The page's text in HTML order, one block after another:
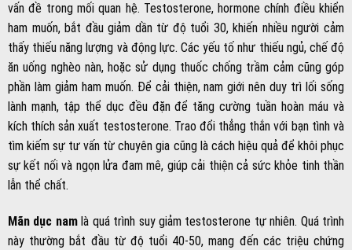
vấn đề trong mối quan hệ. Testosterone, hormone chính điều khiển
ham muốn, bắt đầu giảm dần từ độ tuổi 30, khiến nhiều người cảm
thấy thiếu năng lượng và động lực. Các yếu tố như thiếu ngủ, chế độ
ăn uống nghèo nàn, hoặc sử dụng thuốc chống trầm cảm cũng góp
phần làm giảm ham muốn. Để cải thiện, nam giới nên duy trì lối sống
lành mạnh, tập thể dục đều đặn để tăng cường tuần hoàn máu và
kích thích sản xuất testosterone. Trao đổi thẳng thắn với bạn tình và
tìm kiếm sự tư vấn từ chuyên gia cũng là cách hiệu quả để khôi phục
sự kết nối và ngọn lửa đam mê, giúp cải thiện cả sức khỏe tinh thần
lẫn thể chất.
Mãn dục namlà quá trình suy giảm testosterone tự nhiên. Quá trình
này thường bắt đầu từ độ tuổi 40-50, mang đến các triệu chứng